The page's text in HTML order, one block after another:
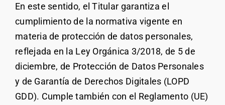
En este sentido, el Titular garantiza el
cumplimiento de la normativa vigente en
materia de protección de datos personales,
reflejada en la Ley Orgánica 3/2018, de 5 de
diciembre, de Protección de Datos Personales
y de Garantía de Derechos Digitales (LOPD
GDD). Cumple también con el Reglamento (UE)